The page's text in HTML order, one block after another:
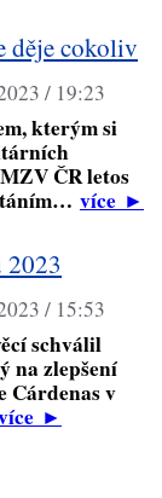
děje cokoliv
/ 19:23
kterým si
ČR letos
více►
/ 15:53
schválil
na zlepšení
Cárdenas v
►